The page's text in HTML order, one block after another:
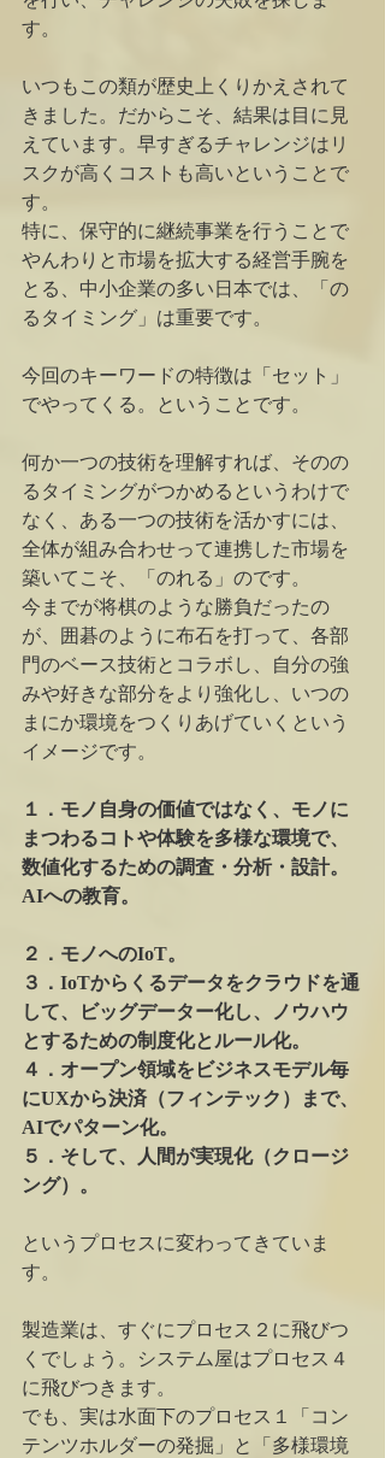
す。
いつもこの類が歴史上くりかえされて
きました。だからこそ、結果は目に見
えています。早すぎるチャレンジはリ
スクが高くコストも高いということで
す。
特に、保守的に継続事業を行うことで
やんわりと市場を拡大する経営手腕を
とる、中小企業の多い日本では、「の
るタイミング」は重要です。
今回のキーワードの特徴は「セット」
でやってくる。ということです。
何か一つの技術を理解すれば、そのの
るタイミングがつかめるというわけで
なく、ある一つの技術を活かすには、
全体が組み合わせって連携した市場を
築いてこそ、「のれる」のです。
今までが将棋のような勝負だったの
が、囲碁のように布石を打って、各部
門のベース技術とコラボし、自分の強
みや好きな部分をより強化し、いつの
まにか環境をつくりあげていくという
イメージです。
１．モノ自身の価値ではなく、モノに
まつわるコトや体験を多様な環境で、
数値化するための調査・分析・設計。
AIへの教育。
２．モノへのIoT。
３．IoTからくるデータをクラウドを通
して、ビッグデーター化し、ノウハウ
とするための制度化とルール化。
４．オープン領域をビジネスモデル毎
にUXから決済（フィンテック）まで、
AIでパターン化。
５．そして、人間が実現化（クロージ
ング）。
というプロセスに変わってきていま
す。
製造業は、すぐにプロセス２に飛びつ
くでしょう。システム屋はプロセス４
に飛びつきます。
でも、実は水面下のプロセス１「コン
テンツホルダーの発掘」と「多様環境